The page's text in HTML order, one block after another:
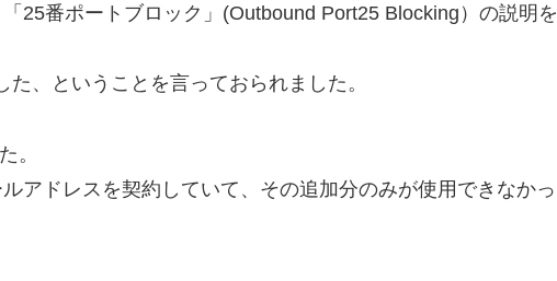
25番ポートブロック」(Outbound Port25 Blocking）の説明を
、ということを言っておられました。
。
アドレスを契約していて、その追加分のみが使用できなかっ